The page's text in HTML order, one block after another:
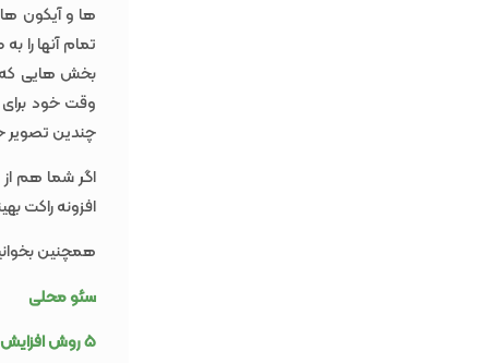
بخش هایی که
وقت خود برای
چندین تصویر
اگر شما هم از
افزونه راکت
همچنین
سئو محلی
۵ روش افزایش تعامل با کاربران وب سایت